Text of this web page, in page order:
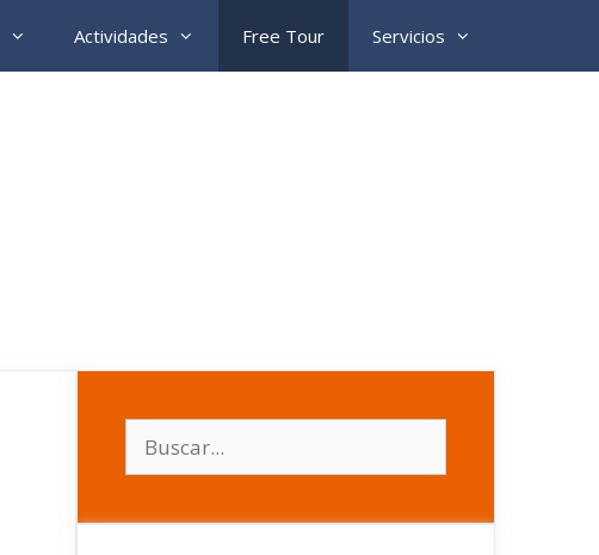
Actividades Free Tour Servicios